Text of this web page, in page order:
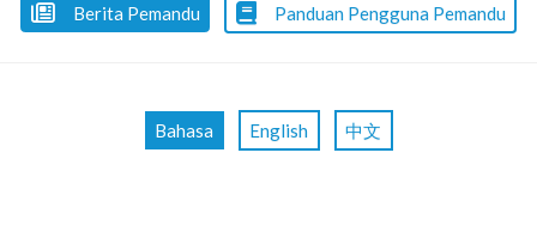
Berita Pemandu Panduan Pengguna Pemandu
Bahasa English 中文